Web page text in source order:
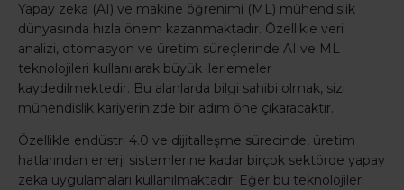
Yapay zeka (AI) ve makine öğrenimi (ML) mühendislik
dünyasında hızla önem kazanmaktadır. Özellikle veri
analizi, otomasyon ve üretim süreçlerinde AI ve ML
teknolojileri kullanılarak büyük ilerlemeler
kaydedilmektedir. Bu alanlarda bilgi sahibi olmak, sizi
mühendislik kariyerinizde bir adım öne çıkaracaktır.
Özellikle endüstri 4.0 ve dijitalleşme sürecinde, üretim
hatlarından enerji sistemlerine kadar birçok sektörde yapay
zeka uygulamaları kullanılmaktadır. Eğer bu teknolojileri